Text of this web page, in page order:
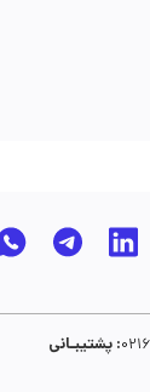
پشتیبـانی :